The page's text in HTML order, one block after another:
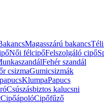
Magasszárú bakancsTéli
Női félcipőFelszolgáló cipő
Fehér szandál
csizmaGumicsizmák
KlumpaPapucs
Csúszásbiztos kalucsni
CipőápolóCipőfűző